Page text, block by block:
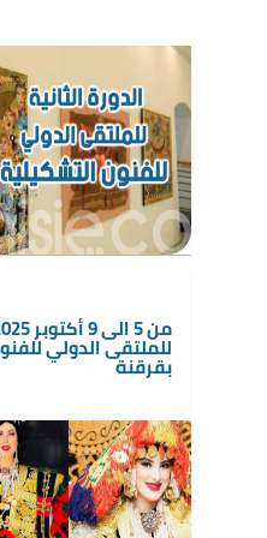
للملتقى الدولي
بقرقنة